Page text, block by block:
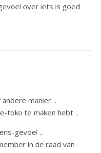
over iets is goed
manier ..
toko te maken hebt ..
gevoel ..
in de raad van